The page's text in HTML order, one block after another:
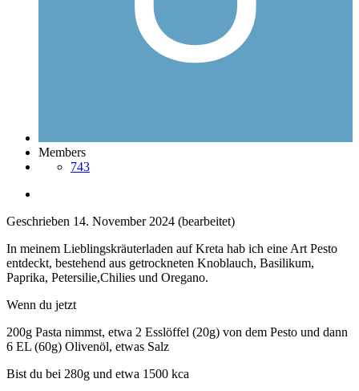
Members
743
Geschrieben 14. November 2024 (bearbeitet)
In meinem Lieblingskräuterladen auf Kreta hab ich eine Art Pesto
entdeckt, bestehend aus getrockneten Knoblauch, Basilikum,
Paprika, Petersilie,Chilies und Oregano.
Wenn du jetzt
200g Pasta nimmst, etwa 2 Esslöffel (20g) von dem Pesto und dann
6 EL (60g) Olivenöl, etwas Salz
Bist du bei 280g und etwa 1500 kca